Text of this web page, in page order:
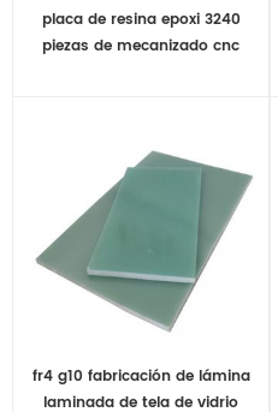
placa de resina epoxi 3240
piezas de mecanizado cnc
fr4 g10 fabricación de lámina
laminada de tela de vidrio